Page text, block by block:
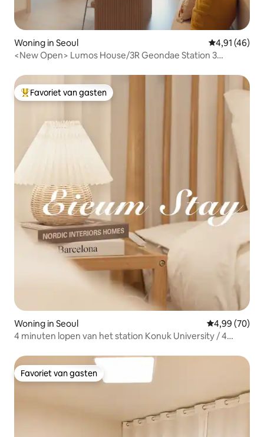
Woning in Seoul Gemiddelde
4,91 (46)
<New Open> Lumos House/3R Geondae Station 3
Jongno
Topfavoriet van gasten
Favoriet van gasten
Woning in Seoul Gemiddelde
4,99 (70)
4 minuten lopen van het station Konuk University / 4
wijk KSPO Seongsu / Netflix-sfeer / 2 kamers / maximaal 4
personen
Favoriet van gasten
Favoriet van gasten